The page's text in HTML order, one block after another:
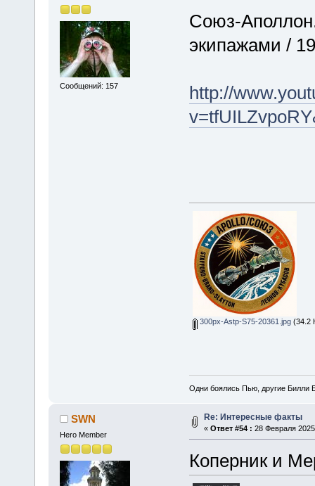
Сообщений: 157
Союз-
экипажами /
http://
300px-Astp-S75-20361.jpg(34.2
Одни боялись Пью, другие Билли
SWN
Hero Member
Re: Интересные факты
« Ответ #54 : 28 Февраля
Коперник и